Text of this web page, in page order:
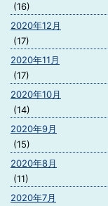
(16)
2020年12月
(17)
2020年11月
(17)
2020年10月
(14)
2020年9月
(15)
2020年8月
(11)
2020年7月